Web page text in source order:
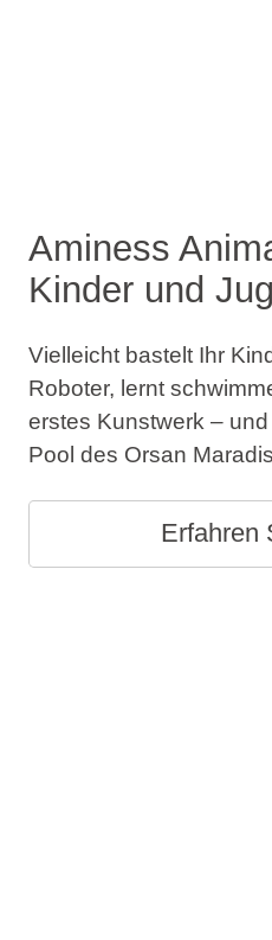
Aminess
Kinder und
Vielleicht bastelt Ihr
Roboter, lernt
erstes Kunstwerk –
Pool des Orsan
Erfahren